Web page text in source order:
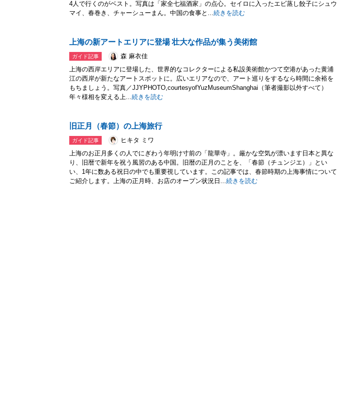
4人で行くのがベスト。写真は「家全七福酒家」の点心。セイロに入ったエビ蒸し餃子にシュウ
マイ、春巻き、チャーシューまん。中国の食事と...続きを読む
上海の新アートエリアに登場 壮大な作品が集う美術館
ガイド記事
森 麻衣佳
上海の西岸エリアに登場した、世界的なコレクターによる私設美術館かつて空港があった黄浦
江の西岸が新たなアートスポットに。広いエリアなので、アート巡りをするなら時間に余裕を
もちましょう。写真／JJYPHOTO,courtesyofYuzMuseumShanghai（筆者撮影以外すべて）
年々様相を変える上...続きを読む
旧正月（春節）の上海旅行
ガイド記事
ヒキタ ミワ
上海のお正月多くの人でにぎわう年明け寸前の「龍華寺」。厳かな空気が漂います日本と異な
り、旧暦で新年を祝う風習のある中国。旧暦の正月のことを、「春節（チュンジエ）」とい
い、1年に数ある祝日の中でも重要視しています。この記事では、春節時期の上海事情について
ご紹介します。上海の正月時、お店のオープン状況日...続きを読む